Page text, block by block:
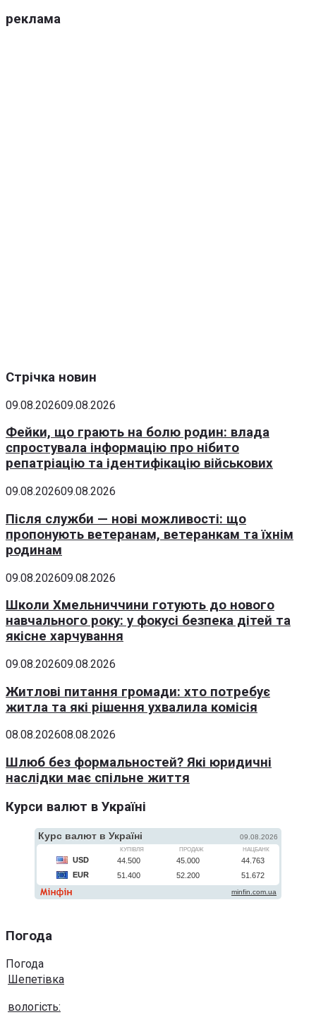
реклама
Стрічка новин
09.08.202609.08.2026
Фейки, що грають на болю родин: влада
спростувала інформацію про нібито
репатріацію та ідентифікацію військових
09.08.202609.08.2026
Після служби — нові можливості: що
пропонують ветеранам, ветеранкам та їхнім
родинам
09.08.202609.08.2026
Школи Хмельниччини готують до нового
навчального року: у фокусі безпека дітей та
якісне харчування
09.08.202609.08.2026
Житлові питання громади: хто потребує
житла та які рішення ухвалила комісія
08.08.202608.08.2026
Шлюб без формальностей? Які юридичні
наслідки має спільне життя
Курси валют в Україні
Погода
Погода
Шепетівка
вологість: